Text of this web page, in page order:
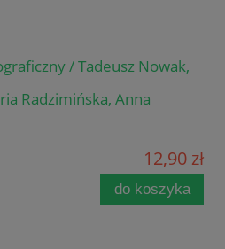
/ Tadeusz Nowak,
Radzimińska, Anna
12,90 zł
do koszyka